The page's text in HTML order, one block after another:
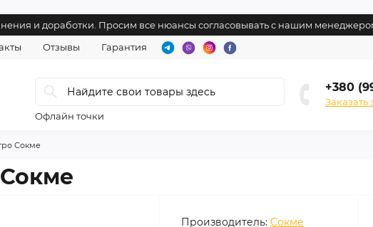
и доработки. Просим все нюансы согласовывать с нашим
Отзывы Гарантия
Офлайн точки
+380
Заказать
Сокме
Производитель: Сокме